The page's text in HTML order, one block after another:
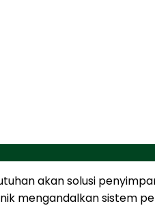
akan solusi
mengandalkan sistem